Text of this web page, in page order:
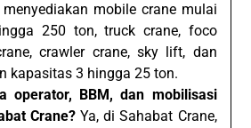
menyediakan mobile crane mulai
250 ton, truck crane, foco
crawler crane, sky lift, dan
kapasitas 3 hingga 25 ton.
operator, BBM, dan mobilisasi
Crane?Ya, di Sahabat Crane,